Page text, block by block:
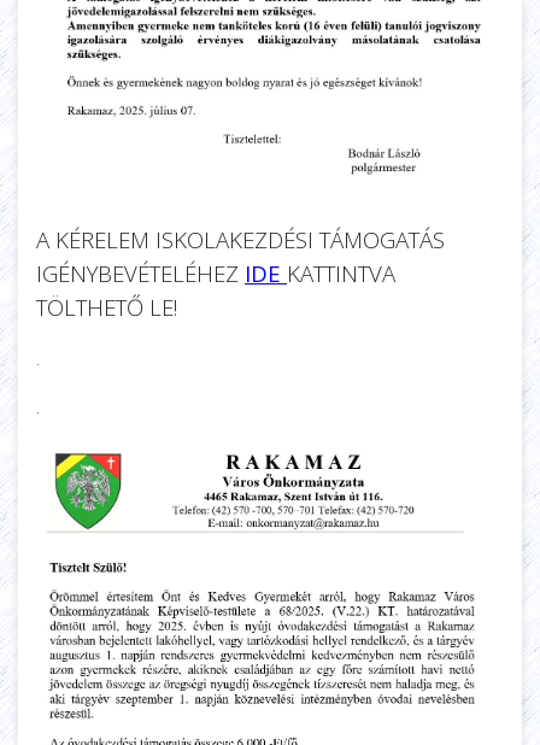
A KÉRELEM ISKOLAKEZDÉSI TÁMOGATÁS
IGÉNYBEVÉTELÉHEZ IDE KATTINTVA
TÖLTHETŐ LE!
.
.